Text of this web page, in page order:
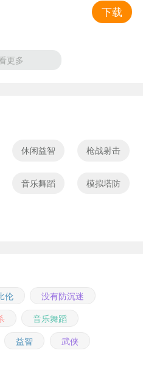
下载
更多
休闲益智 枪战射击
音乐舞蹈 模拟塔防
伦
没有防沉迷
音乐舞蹈
益智 武侠